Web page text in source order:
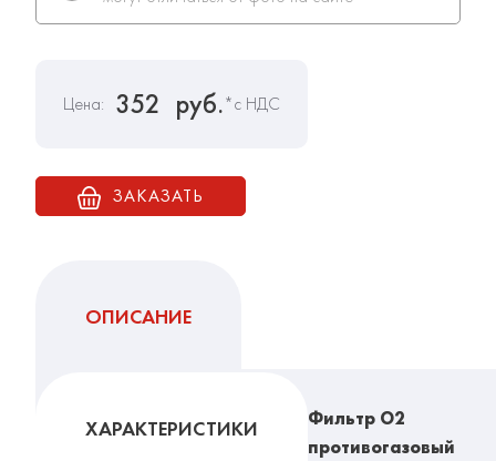
Цена: 352 руб.*с НДС
ЗАКАЗАТЬ
ОПИСАНИЕ
ХАРАКТЕРИСТИКИ
Фильтр О2
противогазовый